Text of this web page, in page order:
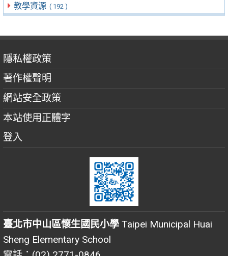
教學資源 ( 192 )
隱私權政策
著作權聲明
網站安全政策
本站使用正體字
登入
臺北市中山區懷生國民小學 Taipei Municipal Huai
Sheng Elementary School